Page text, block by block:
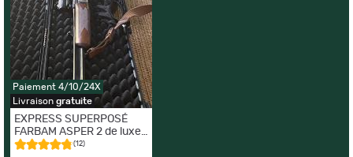
Paiement 4/10/24X
Livraison gratuite
EXPRESS SUPERPOSÉ
FARBAM ASPER 2 de luxe
PRESTIGE calibre 9,3x74R
(12)